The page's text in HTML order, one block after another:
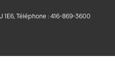
1E6, Téléphone : 416-869-3600